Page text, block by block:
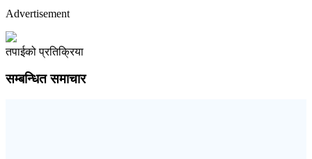
Advertisement
तपाईको प्रतिक्रिया
सम्बन्धित समाचार